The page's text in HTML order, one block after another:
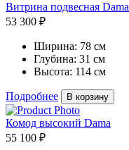
Витрина подвесная Dama
53 300 ₽
Ширина: 78 см
Глубина: 31 см
Высота: 114 см
Подробнее В корзину
Комод высокий Dama
55 100 ₽